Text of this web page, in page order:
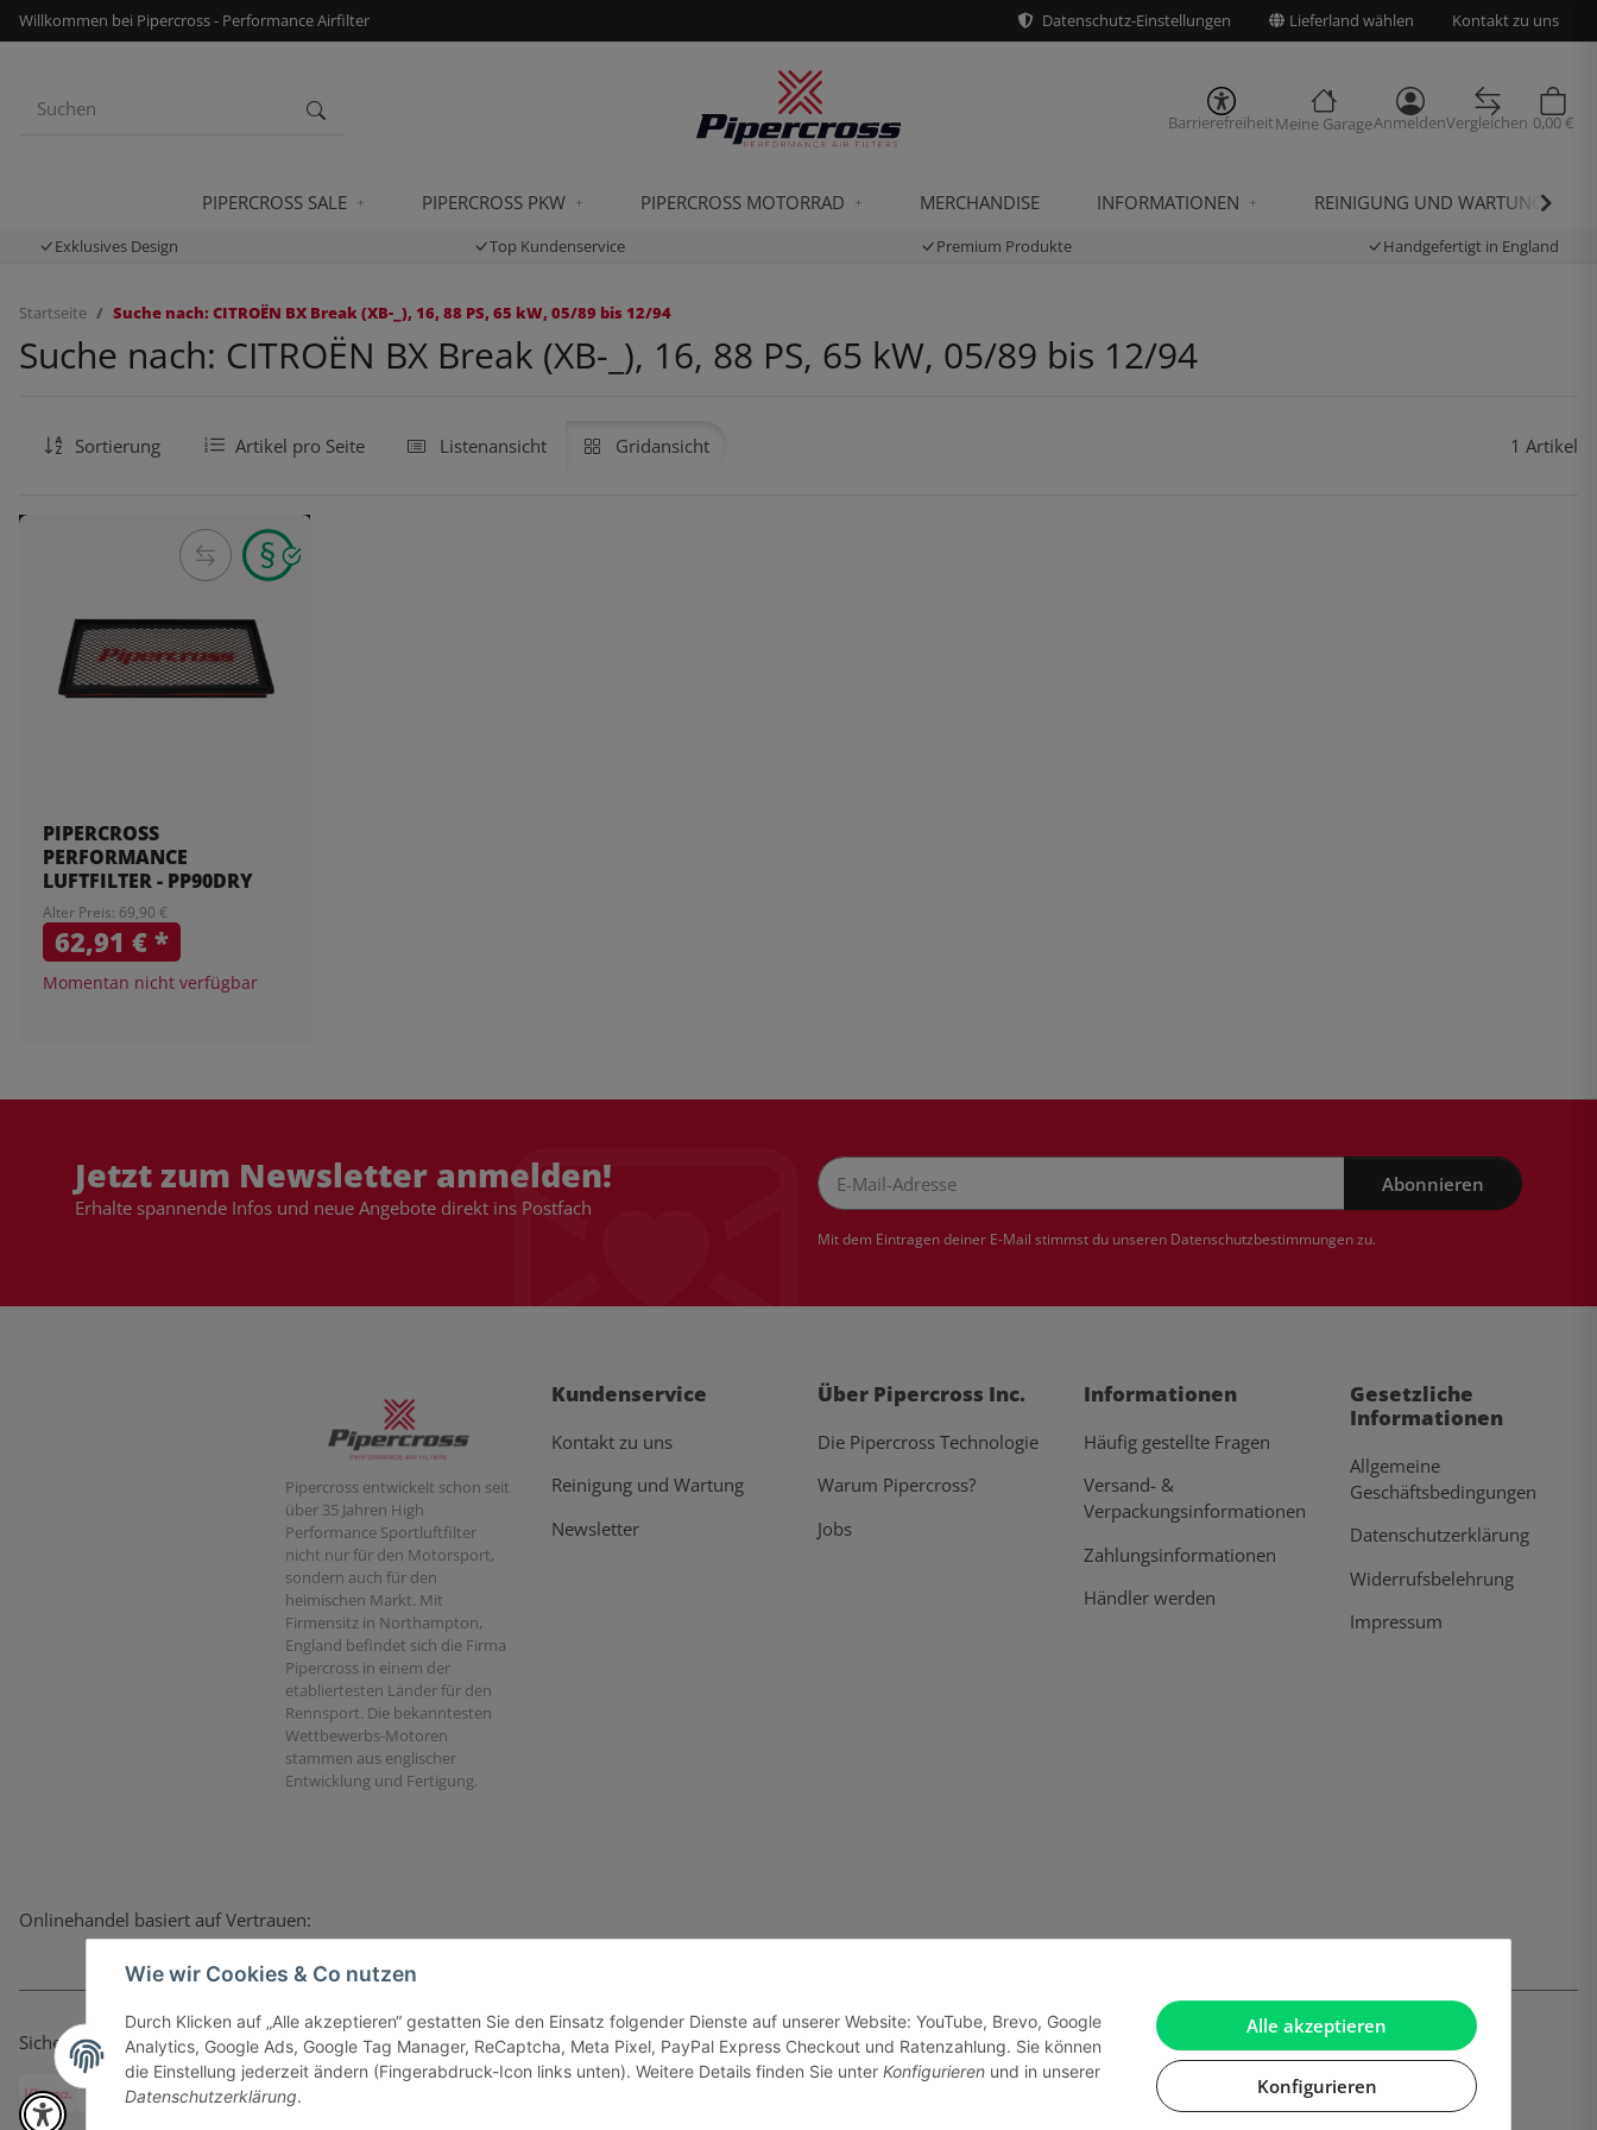
Alle akzeptieren
Konfigurieren
Wie wir Cookies & Co nutzen
Durch Klicken auf „Alle akzeptieren“ gestatten Sie den Einsatz folgender Dienste auf unserer Website: YouTube, Brevo, Google
Analytics, Google Ads, Google Tag Manager, ReCaptcha, Meta Pixel, PayPal Express Checkout und Ratenzahlung. Sie können
die Einstellung jederzeit ändern (Fingerabdruck-Icon links unten). Weitere Details finden Sie unter Konfigurieren und in unserer
Datenschutzerklärung.
Willkommen bei Pipercross - Performance Airfilter Datenschutz-Einstellungen Lieferland wählen Kontakt zu uns
BarrierefreiheitMeine GarageAnmeldenVergleichen 0,00 €
PIPERCROSS SALE PIPERCROSS PKW PIPERCROSS MOTORRAD MERCHANDISE INFORMATIONEN REINIGUNG UND WARTUNG
Exklusives Design Top Kundenservice Premium Produkte Handgefertigt in England
Startseite Suche nach: CITROËN BX Break (XB-_), 16, 88 PS, 65 kW, 05/89 bis 12/94
Suche nach: CITROËN BX Break (XB-_), 16, 88 PS, 65 kW, 05/89 bis 12/94
Sortierung Artikel pro Seite Listenansicht Gridansicht 1 Artikel
PIPERCROSS
PERFORMANCE
LUFTFILTER - PP90DRY
Alter Preis: 69,90 €
62,91 €*
Momentan nicht verfügbar
Jetzt zum Newsletter anmelden!
Erhalte spannende Infos und neue Angebote direkt ins Postfach
Abonnieren
Mit dem Eintragen deiner E-Mail stimmst du unseren Datenschutzbestimmungenzu.
Pipercross entwickelt schon seit
über 35 Jahren High
Performance Sportluftfilter
nicht nur für den Motorsport,
sondern auch für den
heimischen Markt. Mit
Firmensitz in Northampton,
England befindet sich die Firma
Pipercross in einem der
etabliertesten Länder für den
Rennsport. Die bekanntesten
Wettbewerbs-Motoren
stammen aus englischer
Entwicklung und Fertigung.
Kundenservice
Kontakt zu uns
Reinigung und Wartung
Newsletter
Über Pipercross Inc.
Die Pipercross Technologie
Warum Pipercross?
Jobs
Informationen
Häufig gestellte Fragen
Versand- &
Verpackungsinformationen
Zahlungsinformationen
Händler werden
Gesetzliche
Informationen
Allgemeine
Geschäftsbedingungen
Datenschutzerklärung
Widerrufsbelehrung
Impressum
Onlinehandel basiert auf Vertrauen:
Sicher bezahlen via: